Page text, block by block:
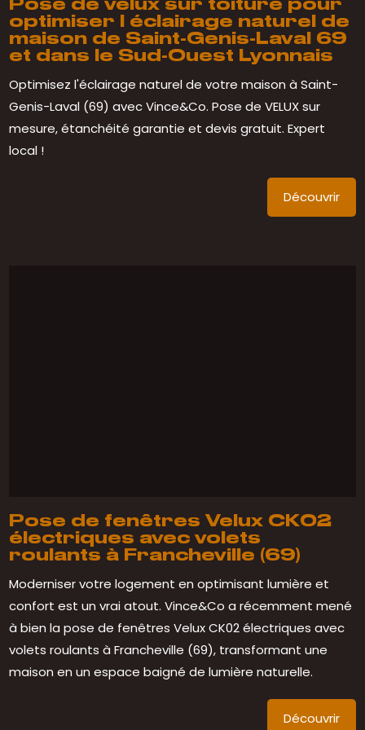
Pose de velux sur toiture pour
optimiser l éclairage naturel de
maison de Saint-Genis-Laval 69
et dans le Sud-Ouest Lyonnais
Optimisez l'éclairage naturel de votre maison à Saint-
Genis-Laval (69) avec Vince&Co. Pose de VELUX sur
mesure, étanchéité garantie et devis gratuit. Expert
local !
Découvrir
Pose de fenêtres Velux CK02
électriques avec volets
roulants à Francheville (69)
Moderniser votre logement en optimisant lumière et
confort est un vrai atout. Vince&Co a récemment mené
à bien la pose de fenêtres Velux CK02 électriques avec
volets roulants à Francheville (69), transformant une
maison en un espace baigné de lumière naturelle.
Découvrir